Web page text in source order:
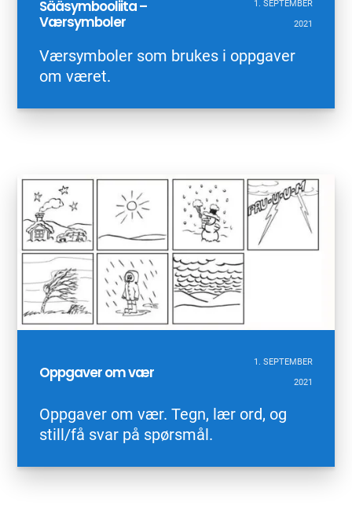
Sääsymbooliita –
Værsymboler
1. SEPTEMBER
2021
Værsymboler som brukes i oppgaver
om været.
Oppgaver om vær
1. SEPTEMBER
2021
Oppgaver om vær. Tegn, lær ord, og
still/få svar på spørsmål.